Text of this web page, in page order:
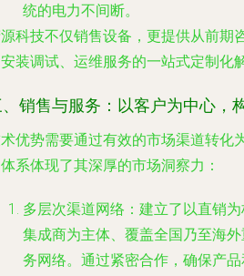
统的电力不间断。
科技不仅销售设备，更提供从前期
装调试、运维服务的一站式定制化
销售与服务：以客户为中心，
优势需要通过有效的市场渠道转化
系体现了其深厚的市场洞察力：
多层次渠道网络 ：建立了以直销
集成商为主体、覆盖全国乃至海
务网络。通过紧密合作，确保产